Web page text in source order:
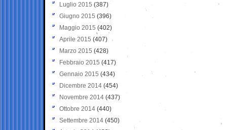
Luglio 2015 (387)
Giugno 2015 (396)
Maggio 2015 (402)
Aprile 2015 (407)
Marzo 2015 (428)
Febbraio 2015 (417)
Gennaio 2015 (434)
Dicembre 2014 (454)
Novembre 2014 (437)
Ottobre 2014 (440)
Settembre 2014 (450)